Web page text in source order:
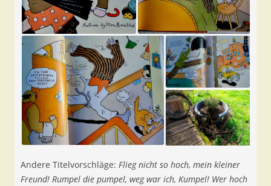
Andere Titelvorschläge: Flieg nicht so hoch, mein kleiner
Freund! Rumpel die pumpel, weg war ich, Kumpel! Wer hoch